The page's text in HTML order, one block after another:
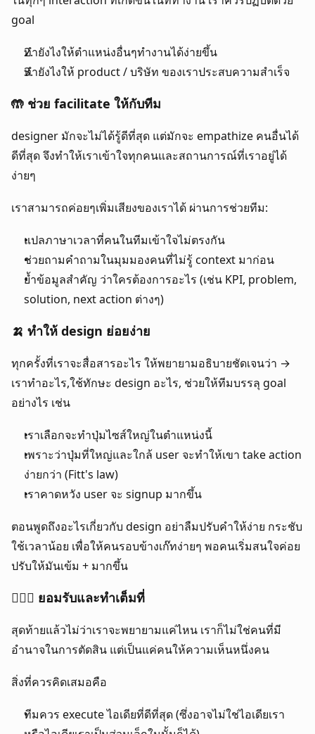
goal
ทำยังไงให้ตำแหน่งอื่นๆทำงานได้ง่ายขึ้น
ทำยังไงให้ product / บริษัท ของเราประสบความสำเร็จ
🤲 ช่วย facilitate ให้กับทีม
designer มักจะไม่ได้รู้ดีที่สุด แต่มักจะ empathize คนอื่นได้
ดีที่สุด จึงทำให้เราเข้าใจทุกคนและสถานการณ์ที่เราอยู่ได้
ง่ายๆ
เราสามารถค่อยๆเพิ่มเสียงของเราได้ ผ่านการช่วยทีม:
แปลภาษาเวลาที่คนในทีมเข้าใจไม่ตรงกัน
ช่วยถามคำถามในมุมมองคนที่ไม่รู้ context มาก่อน
ย้ำข้อมูลสำคัญ ว่าใครต้องการอะไร (เช่น KPI, problem,
solution, next action ต่างๆ)
🍌 ทำให้ design ย่อยง่าย
ทุกครั้งที่เราจะสื่อสารอะไร ให้พยายามอธิบายชัดเจนว่า →
เราทำอะไร,ใช้ทักษะ design อะไร, ช่วยให้ทีมบรรลุ goal
อย่างไร เช่น
เราเลือกจะทำปุ่มไซส์ใหญ่ในตำแหน่งนี้
เพราะว่าปุ่มที่ใหญ่และใกล้ user จะทำให้เขา take action
ง่ายกว่า (Fitt's law)
เราคาดหวัง user จะ signup มากขึ้น
ตอนพูดถึงอะไรเกี่ยวกับ design อย่าลืมปรับคำให้ง่าย กระชับ
ใช้เวลาน้อย เพื่อให้คนรอบข้างเก๊ทง่ายๆ พอคนเริ่มสนใจค่อย
ปรับให้มันเข้ม + มากขึ้น
🙇🏻‍♂️ ยอมรับและทำเต็มที่
สุดท้ายแล้วไม่ว่าเราจะพยายามแค่ไหน เราก็ไม่ใช่คนที่มี
อำนาจในการตัดสิน แต่เป็นแค่คนให้ความเห็นหนึ่งคน
สิ่งที่ควรคิดเสมอคือ
ทีมควร execute ไอเดียที่ดีที่สุด (ซึ่งอาจไม่ใช่ไอเดียเรา